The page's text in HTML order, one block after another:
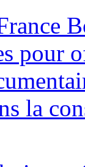
pour
la